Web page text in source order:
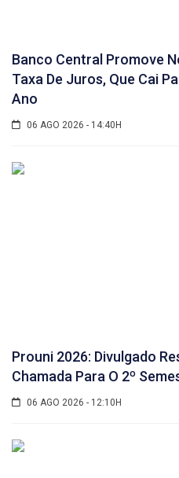
Banco Central Promove
Taxa De Juros, Que Cai
Ano
06 AGO 2026 - 14:40H
Prouni 2026: Divulgado
Chamada Para O 2º
06 AGO 2026 - 12:10H